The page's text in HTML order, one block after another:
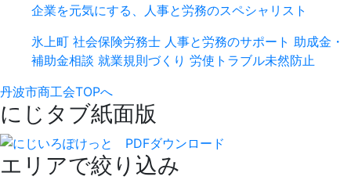
企業を元気にする、人事と労務のスペシャリスト
氷上町 社会保険労務士 人事と労務のサポート 助成金・
補助金相談 就業規則づくり 労使トラブル未然防止
丹波市商工会TOPへ
にじタブ紙面版
エリアで絞り込み